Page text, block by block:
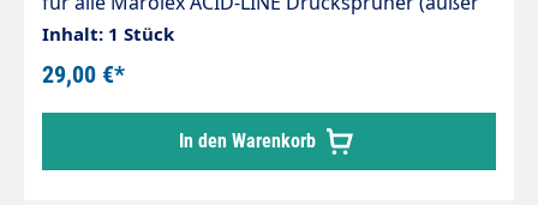
Akku-Geräte*), komplett mit Verschraubung, und
Viton Dichtungen
Inhalt: 1 Stück
29,00 €*
In den Warenkorb